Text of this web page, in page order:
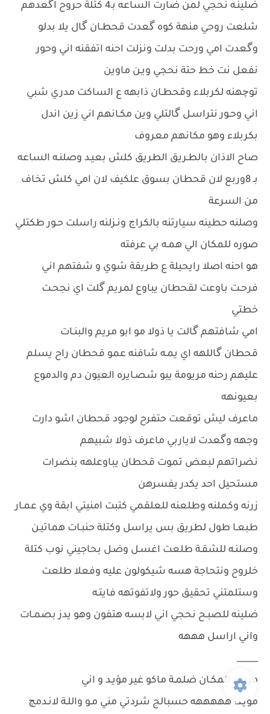
ضلينـه نحجي لمن ضارت الساعه بـ4 كتلة حروح اگعدهم
شلعت روحي منهة كوه گعدت قحطـان گال يلا بدلو
وگعدت امي ورحت بدلت ونزلت احنه اتفقنه اني وحور
نفعل نت خط حتة نحجي ويـن ماوين
توچهنه لكربلاء وقحطـان ذابهه ع الساكت مدري شبي
اني وحـور نتراسـل گالتلي وين مكـانهم اني زين اندل
بكربلاء وهو مكانهم معروف
صاح الاذان بالطـريق الطريق كلش بعيـد وصلنـه الساعه
بـ 8وربع لان قحطان بسوق علكيف لان امي كلش تخاف
من السرعة
وصلنه حطينه سيارتنه بالكراچ ونـزلنه راسلت حـور طكتلي
صوره للمكان الي همـه بي عرفته
هو احنه اصلا رايحيلة ع طريقة شوي و شفتهم اني
فرحـت باوعت لقحطان يباوع لمريم گلت اي نجحـت
خطتي
امي شافتهم گالت يا ذولا مو ابو مريم والبنـات
قحطان گاللهه اي يمـه شافنه عمو قحطان راح يسلم
عليهم رحنه مريومة يبو شصـايره العيون دم والدموع
بعيونهه
ماعرف ليش توقعت حتفرح لوجود قحطان اشو دارت
وجهه وگعدت لاياربي ماعرف ذولا شبيهم
نضراتهم لبعض تموت قحطان يباوعلهه بنضرات
مستحيل احد يكدر يفسرهن
زرنه وكملنه وطلعنه للعلقمي كتبت امنيتي ابقة وي عمـار
طبعـا طول لطريق بس يراسل وكتلة حنبـات هماتيـن
وصلنـه للشقـة طلعت اغسـل وضـل بحاجيني نوب كتلة
خلروح ونتحاجة هسه شيكولون عليه وفعلا طلعت
وستلمتني تحقيق حور ولاتفوتهه فايتـه
ضلينه للصبـح نحجي اني لابسه هتفون وهو يدز بصمـات
واني اراسل هههه
_____
مريـم: المكـان ضلمـة ماكو غير مؤيـد و اني
مؤيـد: هههههه حسبالج شردتي مني مـو واللـة لانـدمچ